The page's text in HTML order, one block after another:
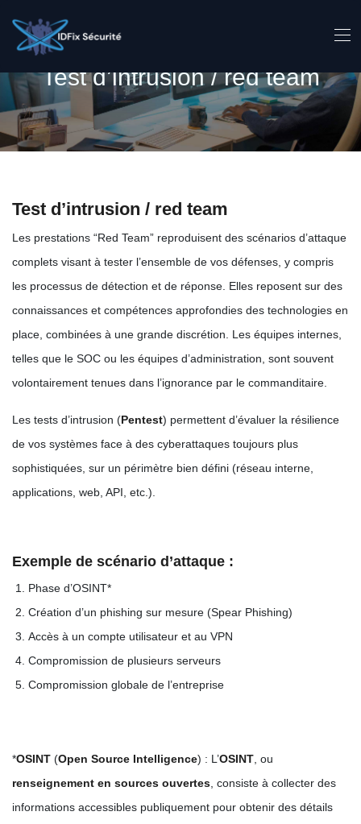
Test d’intrusion / red team
Test d’intrusion / red team
Les prestations “Red Team” reproduisent des scénarios d’attaque
complets visant à tester l’ensemble de vos défenses, y compris
les processus de détection et de réponse. Elles reposent sur des
connaissances et compétences approfondies des technologies en
place, combinées à une grande discrétion. Les équipes internes,
telles que le SOC ou les équipes d’administration, sont souvent
volontairement tenues dans l’ignorance par le commanditaire.
Les tests d’intrusion (Pentest) permettent d’évaluer la résilience
de vos systèmes face à des cyberattaques toujours plus
sophistiquées, sur un périmètre bien défini (réseau interne,
applications, web, API, etc.).
Exemple de scénario d’attaque :
Phase d’OSINT*
Création d’un phishing sur mesure (Spear Phishing)
Accès à un compte utilisateur et au VPN
Compromission de plusieurs serveurs
Compromission globale de l’entreprise
*OSINT (Open Source Intelligence) : L’OSINT , ou
renseignement en sources ouvertes , consiste à collecter des
informations accessibles publiquement pour obtenir des détails